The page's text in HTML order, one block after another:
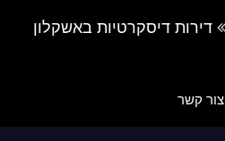
דירות דיסקרטיות באשקלון
צור קשר